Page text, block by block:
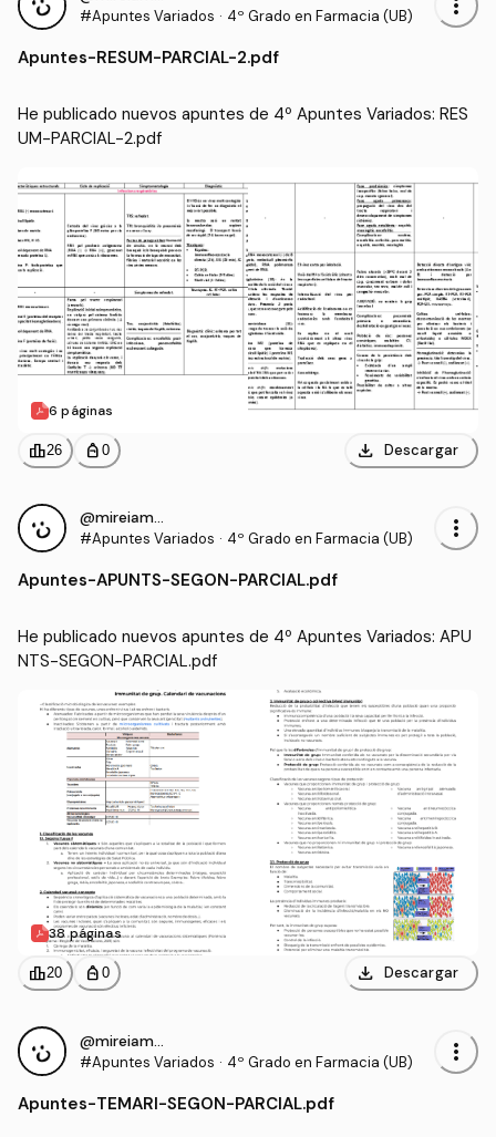
#Apuntes Variados · 4º Grado en Farmacia (UB)
Apuntes-RESUM-PARCIAL-2.pdf
He publicado nuevos apuntes de 4º Apuntes Variados: RES
UM-PARCIAL-2.pdf
6 páginas
leaderboard26 personal_bag 0 download Descargar
@mireiamartin
#Apuntes Variados · 4º Grado en Farmacia (UB) more_vert
Apuntes-APUNTS-SEGON-PARCIAL.pdf
He publicado nuevos apuntes de 4º Apuntes Variados: APU
NTS-SEGON-PARCIAL.pdf
38 páginas
leaderboard20 personal_bag 0 download Descargar
@mireiamartin
#Apuntes Variados · 4º Grado en Farmacia (UB) more_vert
Apuntes-TEMARI-SEGON-PARCIAL.pdf